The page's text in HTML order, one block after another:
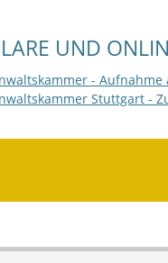
UND
- Aufnahme
Stuttgart -